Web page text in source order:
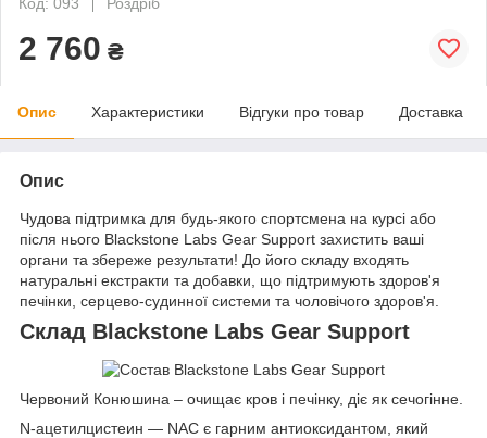
2 760 ₴
Опис Характеристики Відгуки про товар Доставка
Опис
Чудова підтримка для будь-якого спортсмена на курсі або
після нього Blackstone Labs Gear Support захистить ваші
органи та збереже результати! До його складу входять
натуральні екстракти та добавки, що підтримують здоров'я
печінки, серцево-судинної системи та чоловічого здоров'я.
Склад Blackstone Labs Gear Support
Червоний Конюшина – очищає кров і печінку, діє як сечогінне.
N-ацетилцистеин — NAC є гарним антиоксидантом, який